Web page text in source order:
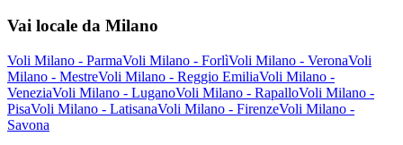
Vai locale da Milano
Voli Milano - ParmaVoli Milano - ForlìVoli Milano - VeronaVoli
Milano - MestreVoli Milano - Reggio EmiliaVoli Milano -
VeneziaVoli Milano - LuganoVoli Milano - RapalloVoli Milano -
PisaVoli Milano - LatisanaVoli Milano - FirenzeVoli Milano -
Savona